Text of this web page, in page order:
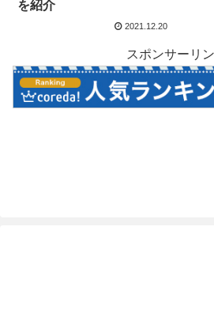
を紹介
2021.12.20
スポンサーリ